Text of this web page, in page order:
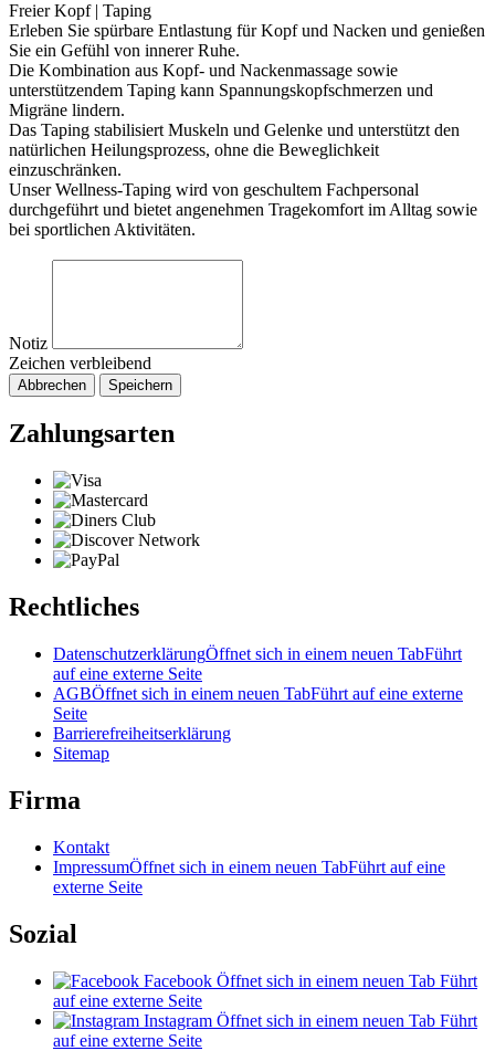
Freier Kopf | Taping
Erleben Sie spürbare Entlastung für Kopf und Nacken und genießen
Sie ein Gefühl von innerer Ruhe.
Die Kombination aus Kopf- und Nackenmassage sowie
unterstützendem Taping kann Spannungskopfschmerzen und
Migräne lindern.
Das Taping stabilisiert Muskeln und Gelenke und unterstützt den
natürlichen Heilungsprozess, ohne die Beweglichkeit
einzuschränken.
Unser Wellness-Taping wird von geschultem Fachpersonal
durchgeführt und bietet angenehmen Tragekomfort im Alltag sowie
bei sportlichen Aktivitäten.
Notiz
Zeichen verbleibend
Abbrechen Speichern
Zahlungsarten
Rechtliches
DatenschutzerklärungÖffnet sich in einem neuen TabFührt
auf eine externe Seite
AGBÖffnet sich in einem neuen TabFührt auf eine externe
Seite
Barrierefreiheitserklärung
Sitemap
Firma
Kontakt
ImpressumÖffnet sich in einem neuen TabFührt auf eine
externe Seite
Sozial
Facebook Öffnet sich in einem neuen Tab Führt
auf eine externe Seite
Instagram Öffnet sich in einem neuen Tab Führt
auf eine externe Seite